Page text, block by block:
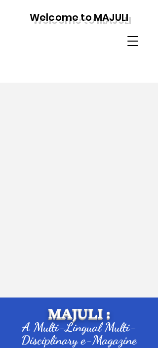
Welcome to MAJULI
MAJULI :
A Multi-Lingual Multi-
Disciplinary e-Magazine